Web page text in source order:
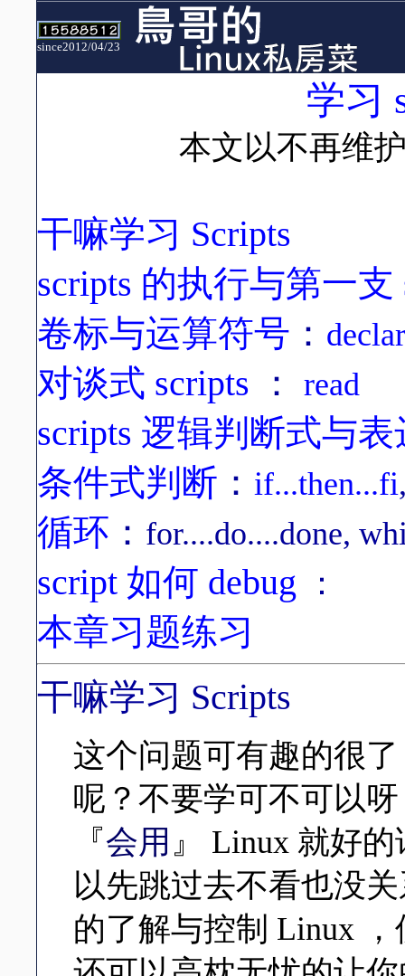
since2012/04/23
学习
本文以不再维
干嘛学习 Scripts
scripts 的执行与第一支
卷标与运算符号 ：
对谈式 scripts ： read
scripts 逻辑判断式与
条件式判断 ： if...then...fi
循环 ： for....do....done,
script 如何 debug ：
本章习题练习
干嘛学习 Scripts
这个问题可有趣的很
呢？不要学可不可以
『会用 』 Linux 就好
以先跳过去不看也没
的了解与控制 Linux